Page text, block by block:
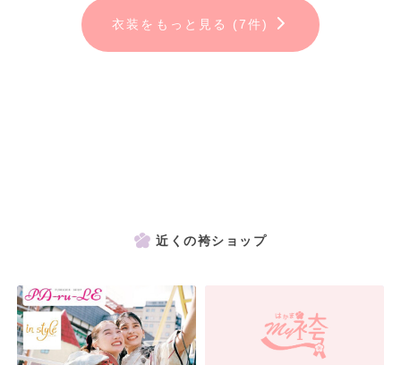
衣装をもっと見る (7件)
近くの袴ショップ